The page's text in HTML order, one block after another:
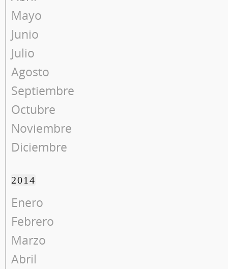
Mayo
Junio
Julio
Agosto
Septiembre
Octubre
Noviembre
Diciembre
2014
Enero
Febrero
Marzo
Abril